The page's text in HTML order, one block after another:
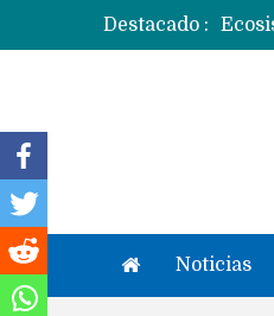
Destacado :
Noticias